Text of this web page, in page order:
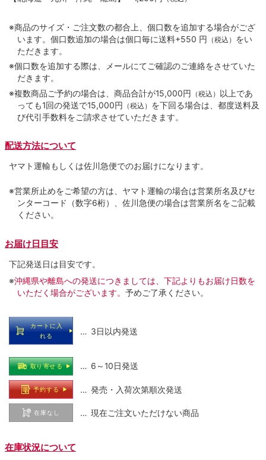
※商品のサイズ・ご注文数の都合上、個口数を追加する場合がござ
います。個口数追加の場合は個口毎に送料+550 円 （税込） をい
ただきます。
※個口数を追加する際は、メールにてご確認のご連絡をさせていた
だきます。
※複数商品ご予約の場合は、商品合計が15,000円 （税込） 以上であ
っても1回の発送で15,000円 （税込） を下回る場合は、都度送料及
び代引手数料をご請求させていただきます。
配送方法について
ヤマト運輸もしくは佐川急便でのお届けになります。
※営業所止めをご希望の方は、ヤマト運輸の場合は営業所名及びセ
ンターコード（数字6桁）、佐川急便の場合は営業所名をご記載
ください。
お届け日目安
下記発送日は目安です。
※沖縄県や離島への発送につきましては、下記よりもお届け日数を
いただく場合がございます。 予めご了承ください。
カートに入
れる
… 3日以内発送
取り寄せる … 6～10日発送
予約する … 発売・入荷次第順次発送
在庫なし … 現在ご注文いただけない商品
在庫状況について